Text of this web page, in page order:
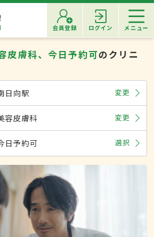
会員登録 ログイン メニュー
皮膚科、今日予約可のクリニ
日向駅 変更
容皮膚科 変更
日予約可 選択